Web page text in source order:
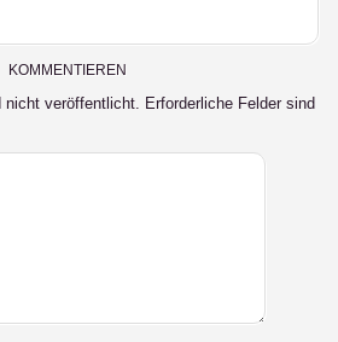
KOMMENTIEREN
nicht veröffentlicht. Erforderliche Felder sind